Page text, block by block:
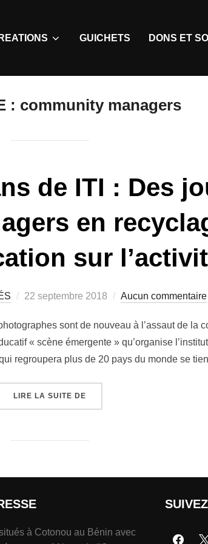
GUICHETS DONS ET
: community managers
de ITI : Des
en
sur
22 septembre 2018 Aucun commentaire
sont de nouveau à l’assaut de la
« scène émergente » qu’organise
regroupera plus de 20 pays du monde se
LIRE LA SUITE DE
à Cotonou au Bénin avec